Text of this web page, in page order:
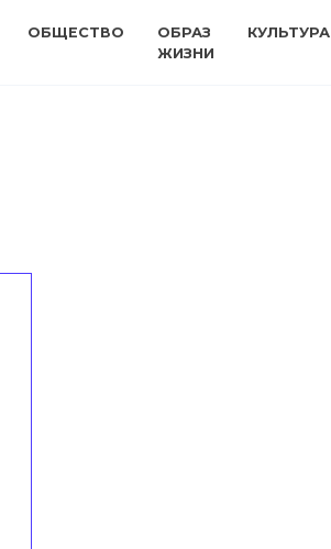
ОБЩЕСТВО
ОБРАЗ
ЖИЗНИ
КУЛЬТУРА